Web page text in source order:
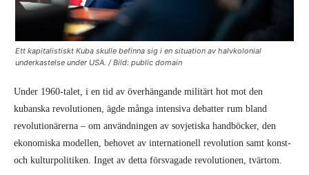
Ett kapitalistiskt Kuba skulle befinna sig i en situation av halvkolonial
underkastelse under USA. / Bild: public domain
Under 1960-talet, i en tid av överhängande militärt hot mot den
kubanska revolutionen, ägde många intensiva debatter rum bland
revolutionärerna – om användningen av sovjetiska handböcker, den
ekonomiska modellen, behovet av internationell revolution samt konst-
och kulturpolitiken. Inget av detta försvagade revolutionen, tvärtom.